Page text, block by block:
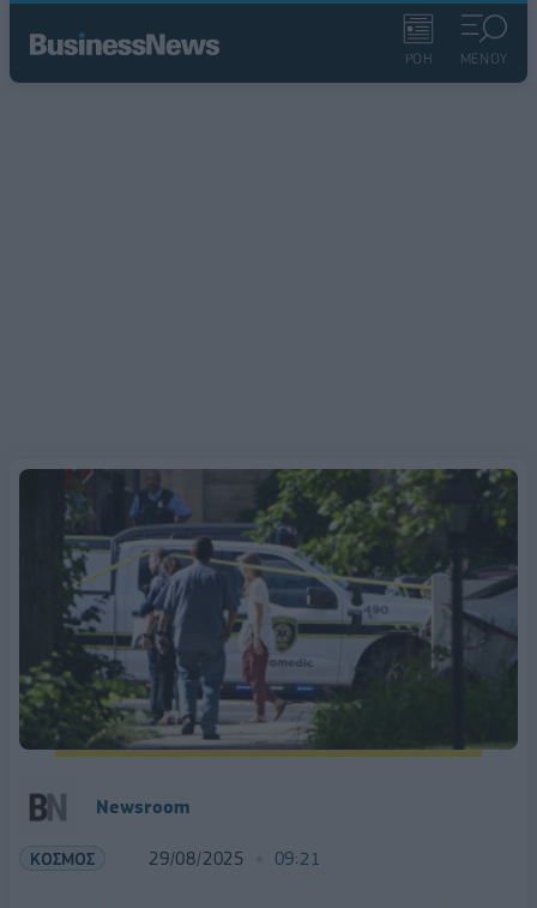
ΡΟΗ ΜΕΝΟΥ
Newsroom
ΚΟΣΜΟΣ 29/08/2025 09:21